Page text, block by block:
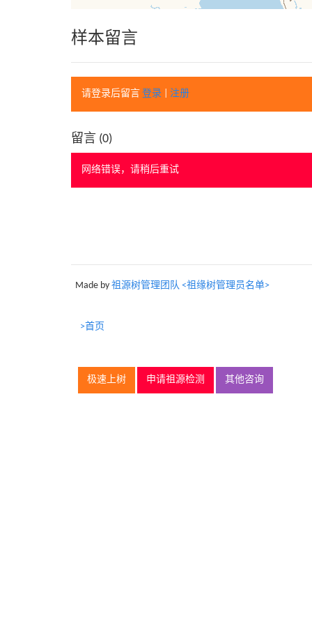
样本留言
请登录后留言 登录 注册
留言 (0)
网络错误，请稍后重试
Made by 祖源树管理团队 <祖缘树管理员名单>
>首页
极速上树 申请祖源检测 其他咨询